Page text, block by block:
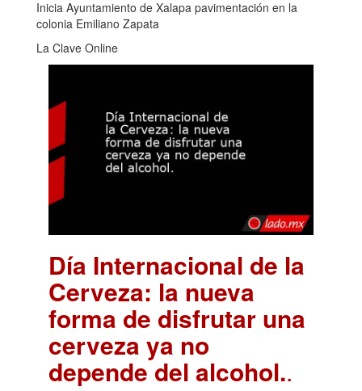
Inicia Ayuntamiento de Xalapa pavimentación en la
colonia Emiliano Zapata
La Clave Online
Día Internacional de la
Cerveza: la nueva
forma de disfrutar una
cerveza ya no
depende del alcohol..